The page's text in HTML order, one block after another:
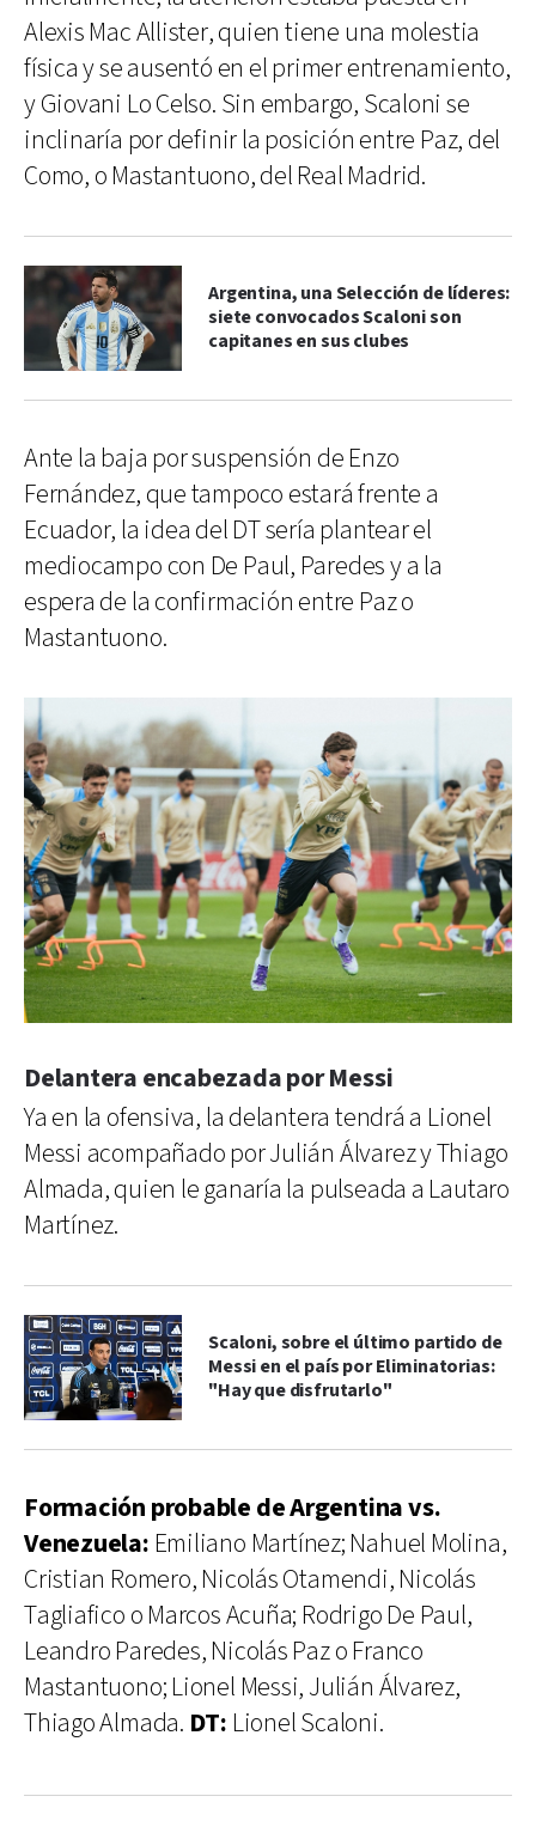
Alexis Mac Allister, quien tiene una molestia
física y se ausentó en el primer entrenamiento,
y Giovani Lo Celso. Sin embargo, Scaloni se
inclinaría por definir la posición entre Paz, del
Como, o Mastantuono, del Real Madrid.
Argentina, una Selección de líderes:
siete convocados Scaloni son
capitanes en sus clubes
Ante la baja por suspensión de Enzo
Fernández, que tampoco estará frente a
Ecuador, la idea del DT sería plantear el
mediocampo con De Paul, Paredes y a la
espera de la confirmación entre Paz o
Mastantuono.
Delantera encabezada por Messi
Ya en la ofensiva, la delantera tendrá a Lionel
Messi acompañado por Julián Álvarez y Thiago
Almada, quien le ganaría la pulseada a Lautaro
Martínez.
Scaloni, sobre el último partido de
Messi en el país por Eliminatorias:
"Hay que disfrutarlo"
Formación probable de Argentina vs.
Venezuela: Emiliano Martínez; Nahuel Molina,
Cristian Romero, Nicolás Otamendi, Nicolás
Tagliafico o Marcos Acuña; Rodrigo De Paul,
Leandro Paredes, Nicolás Paz o Franco
Mastantuono; Lionel Messi, Julián Álvarez,
Thiago Almada. DT: Lionel Scaloni.